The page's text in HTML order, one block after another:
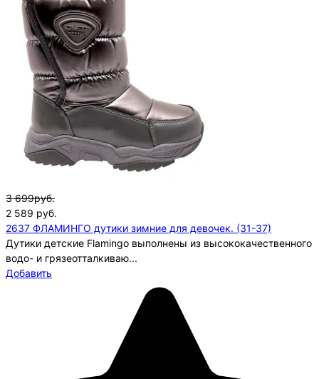
3 699руб.
2 589 руб.
2637 ФЛАМИНГО дутики зимние для девочек. (31-37)
Дутики детские Flamingo выполнены из высококачественного
водо- и грязеотталкиваю...
Добавить